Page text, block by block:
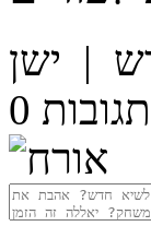
| ישן
0 תגובות